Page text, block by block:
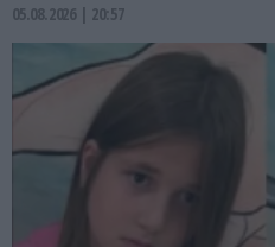
05.08.2026 | 20:57